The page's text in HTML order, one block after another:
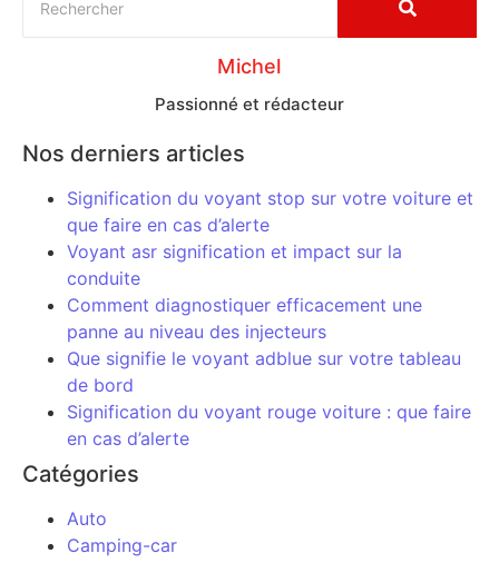
Michel
Passionné et rédacteur
Nos derniers articles
Signification du voyant stop sur votre voiture et
que faire en cas d’alerte
Voyant asr signification et impact sur la
conduite
Comment diagnostiquer efficacement une
panne au niveau des injecteurs
Que signifie le voyant adblue sur votre tableau
de bord
Signification du voyant rouge voiture : que faire
en cas d’alerte
Catégories
Auto
Camping-car